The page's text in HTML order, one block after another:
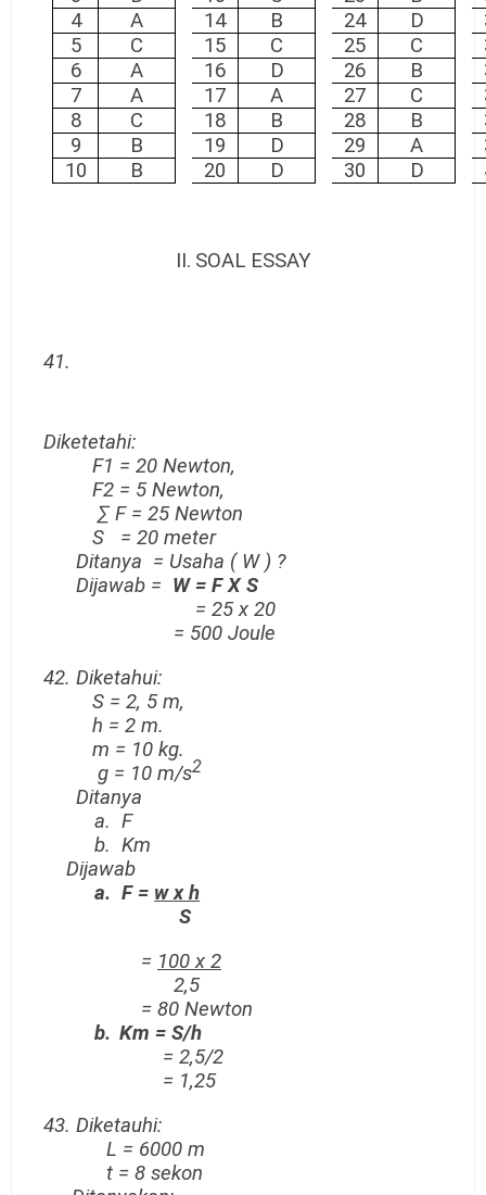
4
A 14 B 24 D
5
C 15 C 25 C
6
A 16 D 26 B
7
A 17 A 27 C
8
C 18 B 28 B
9
B 19 D 29 A
10
B 20 D 30 D
II. SOAL ESSAY
41.
Diketetahi:
F1 = 20 Newton,
F2 = 5 Newton,
∑ F = 25 Newton
S = 20 meter
Ditanya = Usaha ( W ) ?
Dijawab = W = F X S
= 25 x 20
= 500 Joule
42. Diketahui:
S = 2, 5 m,
h = 2 m.
m = 10 kg.
g = 10 m/s2
Ditanya
a. F
b. Km
Dijawab
a. F = w x h
S
= 100 x 2
2,5
= 80 Newton
b. Km = S/h
= 2,5/2
= 1,25
43. Diketauhi:
L = 6000 m
t =8 sekon